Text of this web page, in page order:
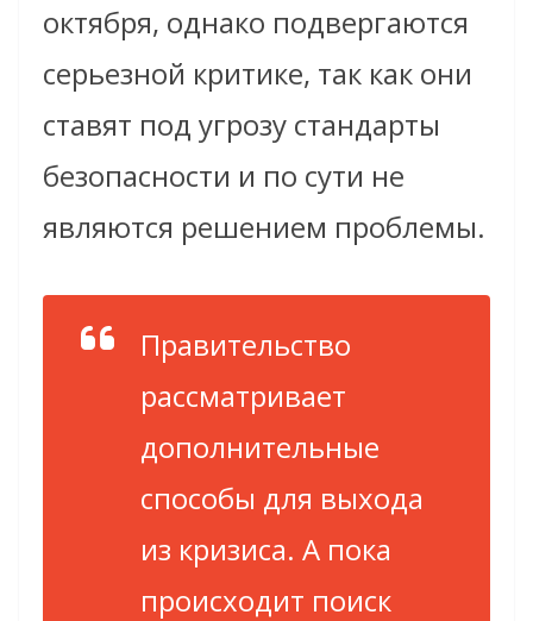
октября, однако подвергаются
серьезной критике, так как они
ставят под угрозу стандарты
безопасности и по сути не
являются решением проблемы.
Правительство
рассматривает
дополнительные
способы для выхода
из кризиса. А пока
происходит поиск